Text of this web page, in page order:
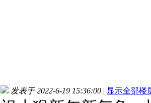
发表于 2022-6-19 15:36:00 | 显示全部楼